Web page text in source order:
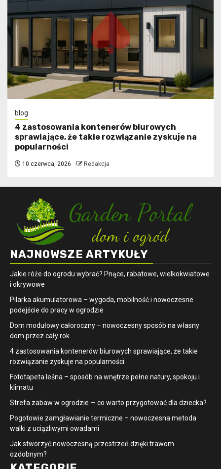
blog
4 zastosowania kontenerów biurowych
sprawiające, że takie rozwiązanie zyskuje na
popularności
10 czerwca, 2026 Redakcja
NAJNOWSZE ARTYKUŁY
Jakie róże do ogrodu wybrać? Pnące, rabatowe, wielkokwiatowe
i okrywowe
Pilarka akumulatorowa – wygoda, mobilność i nowoczesne
podejście do pracy w ogrodzie
Dom modułowy całoroczny – nowoczesny sposób na własny
dom przez cały rok
4 zastosowania kontenerów biurowych sprawiające, że takie
rozwiązanie zyskuje na popularności
​Fototapeta leśna – sposób na wnętrze pełne natury, spokoju i
klimatu
Strefa zabaw w ogrodzie — co warto przygotować dla dziecka?
Pogotowie zamgławianie termiczne – nowoczesna metoda
walki z uciążliwymi owadami
Jak stworzyć nowoczesną przestrzeń dzięki trawom
ozdobnym?